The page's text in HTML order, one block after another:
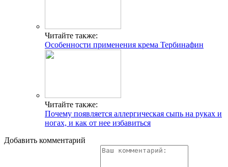
Читайте также:
Особенности применения крема Тербинафин
Читайте также:
Почему появляется аллергическая сыпь на руках и
ногах, и как от нее избавиться
Добавить комментарий